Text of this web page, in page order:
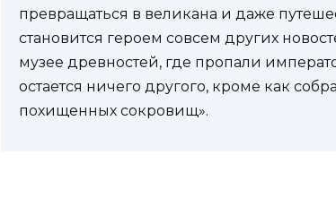
превращаться в великана и даже
становится героем совсем других
музее древностей, где пропали
остается ничего другого, кроме как
похищенных сокровищ».